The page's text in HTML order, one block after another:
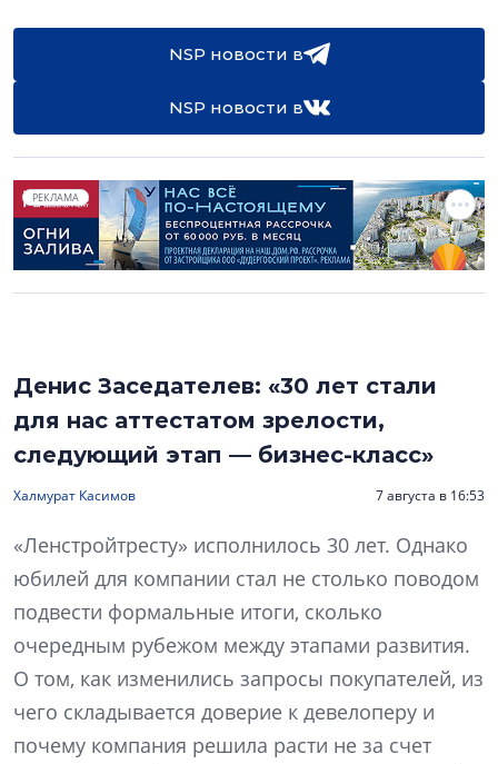
NSP новости в
NSP новости в
РЕКЛАМА
Денис Заседателев: «30 лет стали
для нас аттестатом зрелости,
следующий этап — бизнес-класс»
Халмурат Касимов 7 августа в 16:53
«Ленстройтресту» исполнилось 30 лет. Однако
юбилей для компании стал не столько поводом
подвести формальные итоги, сколько
очередным рубежом между этапами развития.
О том, как изменились запросы покупателей, из
чего складывается доверие к девелоперу и
почему компания решила расти не за счет